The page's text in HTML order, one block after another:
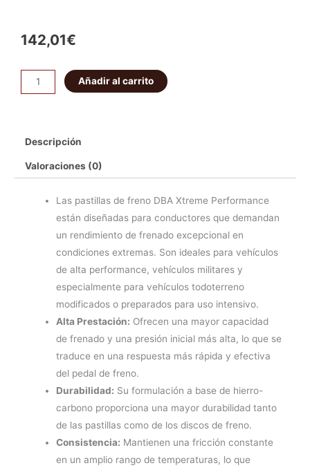
142,01€
Juego
de
freno
delanteras
DBA
Extreme
Perfomance
cantidad
Añadir al carrito
Descripción
Valoraciones (0)
Las pastillas de freno DBA Xtreme Performance
están diseñadas para conductores que demandan
un rendimiento de frenado excepcional en
condiciones extremas. Son ideales para vehículos
de alta performance, vehículos militares y
especialmente para vehículos todoterreno
modificados o preparados para uso intensivo.
Alta Prestación: Ofrecen una mayor capacidad
de frenado y una presión inicial más alta, lo que se
traduce en una respuesta más rápida y efectiva
del pedal de freno.
Durabilidad: Su formulación a base de hierro-
carbono proporciona una mayor durabilidad tanto
de las pastillas como de los discos de freno.
Consistencia: Mantienen una fricción constante
en un amplio rango de temperaturas, lo que